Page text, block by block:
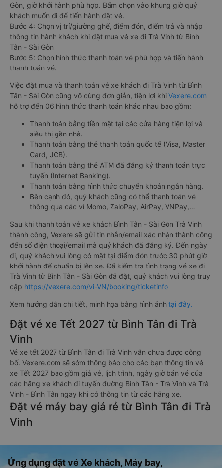
Gòn, giờ khởi hành phù hợp. Bấm chọn vào khung giờ quý
khách muốn đi để tiến hành đặt vé.
Bước 4: Chọn vị trí/giường ghế, điểm đón, điểm trả và nhập
thông tin hành khách khi đặt mua vé xe đi Trà Vinh từ Bình
Tân - Sài Gòn
Bước 5: Chọn hình thức thanh toán vé phù hợp và tiến hành
thanh toán vé.
Việc đặt mua và thanh toán vé xe khách đi Trà Vinh từ Bình
Tân - Sài Gòn cũng vô cùng đơn giản, tiện lợi khi Vexere.com
hỗ trợ đến 06 hình thức thanh toán khác nhau bao gồm:
Thanh toán bằng tiền mặt tại các cửa hàng tiện lợi và
siêu thị gần nhà.
Thanh toán bằng thẻ thanh toán quốc tế (Visa, Master
Card, JCB).
Thanh toán bằng thẻ ATM đã đăng ký thanh toán trực
tuyến (Internet Banking).
Thanh toán bằng hình thức chuyển khoản ngân hàng.
Bên cạnh đó, quý khách cũng có thể thanh toán vé
thông qua các ví Momo, ZaloPay, AirPay, VNPay,…
Sau khi thanh toán vé xe khách Bình Tân - Sài Gòn Trà Vinh
thành công, Vexere sẽ gửi tin nhắn/email xác nhận thành công
đến số điện thoại/email mà quý khách đã đăng ký. Đến ngày
đi, quý khách vui lòng có mặt tại điểm đón trước 30 phút giờ
khởi hành để chuẩn bị lên xe. Để kiểm tra tình trạng vé xe đi
Trà Vinh từ Bình Tân - Sài Gòn đã đặt, quý khách vui lòng truy
cập https://vexere.com/vi-VN/booking/ticketinfo
Xem hướng dẫn chi tiết, minh họa bằng hình ảnh tại đây.
Đặt vé xe Tết 2027 từ Bình Tân đi Trà
Vinh
Vé xe tết 2027 từ Bình Tân đi Trà Vinh vẫn chưa được công
bố. Vexere.com sẽ sớm thông báo cho các bạn thông tin vé
xe Tết 2027 bao gồm giá vé, lịch trình, ngày giờ bán vé của
các hãng xe khách đi tuyến đường Bình Tân - Trà Vinh và Trà
Vinh - Bình Tân ngay khi có thông tin từ các hãng xe.
Đặt vé máy bay giá rẻ từ Bình Tân đi Trà
Vinh
Ứng dụng đặt vé Xe khách, Máy bay,